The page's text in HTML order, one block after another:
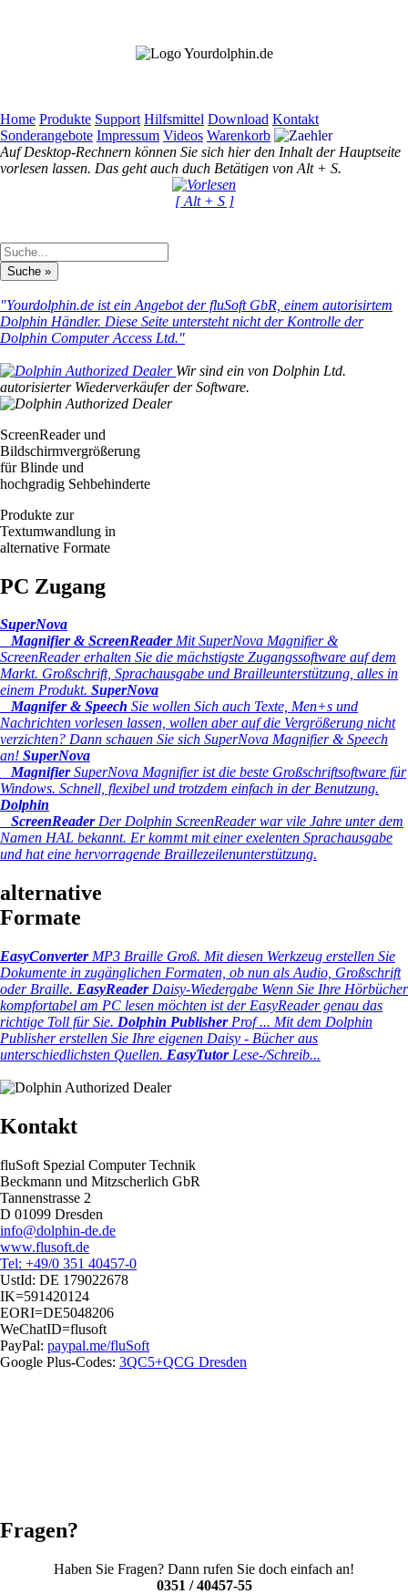
Home Produkte Support Hilfsmittel Download Kontakt
Sonderangebote Impressum Videos Warenkorb
Auf Desktop-Rechnern können Sie sich hier den Inhalt der Hauptseite
vorlesen lassen. Das geht auch duch Betätigen von Alt + S.
[ Alt + S ]
"Yourdolphin.de ist ein Angebot der fluSoft GbR, einem autorisirtem
Dolphin Händler. Diese Seite untersteht nicht der Kontrolle der
Dolphin Computer Access Ltd."
Wir sind ein von Dolphin Ltd.
autorisierter Wiederverkäufer der Software.
ScreenReader und
Bildschirmvergrößerung
für Blinde und
hochgradig Sehbehinderte
Produkte zur
Textumwandlung in
alternative Formate
PC Zugang
SuperNova
Magnifier & ScreenReaderMit SuperNova Magnifier &
ScreenReader erhalten Sie die mächstigste Zugangssoftware auf dem
Markt. Großschrift, Sprachausgabe und Brailleunterstützung, alles in
einem Produkt. SuperNova
Magnifer & Speech Sie wollen Sich auch Texte, Men+s und
Nachrichten vorlesen lassen, wollen aber auf die Vergrößerung nicht
verzichten? Dann schauen Sie sich SuperNova Magnifier & Speech
an! SuperNova
MagnifierSuperNova Magnifier ist die beste Großschriftsoftware für
Windows. Schnell, flexibel und trotzdem einfach in der Benutzung.
Dolphin
ScreenReaderDer Dolphin ScreenReader war vile Jahre unter dem
Namen HAL bekannt. Er kommt mit einer exelenten Sprachausgabe
und hat eine hervorragende Braillezeilenunterstützung.
alternative
Formate
EasyConverterMP3 Braille Groß. Mit diesen Werkzeug erstellen Sie
Dokumente in zugänglichen Formaten, ob nun als Audio, Großschrift
oder Braille. EasyReaderDaisy-Wiedergabe Wenn Sie Ihre Hörbücher
kompfortabel am PC lesen möchten ist der EasyReader genau das
richtige Toll für Sie. Dolphin PublisherProf ... Mit dem Dolphin
Publisher erstellen Sie Ihre eigenen Daisy - Bücher aus
unterschiedlichsten Quellen. EasyTutorLese-/Schreib...
Kontakt
fluSoft Spezial Computer Technik
Beckmann und Mitzscherlich GbR
Tannenstrasse 2
D 01099 Dresden
info@dolphin-de.de
www.flusoft.de
Tel: +49/0 351 40457-0
UstId: DE 179022678
IK=591420124
EORI=DE5048206
WeChatID=flusoft
PayPal: paypal.me/fluSoft
Google Plus-Codes: 3QC5+QCG Dresden
Fragen?
Haben Sie Fragen? Dann rufen Sie doch einfach an!
0351 / 40457-55